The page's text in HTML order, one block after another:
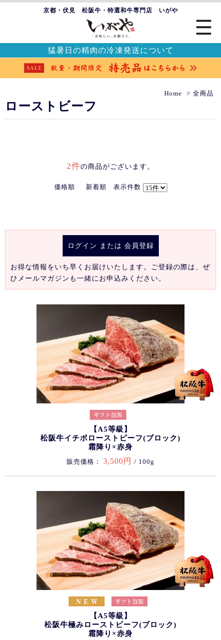
京都・伏見 松阪牛・特選和牛専門店 いがや
猛暑日の精肉の冷凍発送について
Home 全商品
ローストビーフ
2件の商品がございます。
価格順 新着順 表示件数
ログイン または 会員登録
お得な情報をいち早くお届けいたします。ご登録の際は、ぜ
ひメールマガジンも一緒にお申込みください。
【A5等級】
松阪牛イチボローストビーフ(ブロック)
霜降り×赤身
販売価格： 3,500円 / 100g
【A5等級】
松阪牛極みローストビーフ(ブロック)
霜降り×赤身